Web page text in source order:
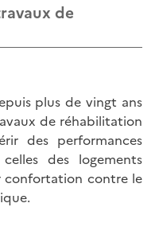
de
plus de vingt ans
de réhabilitation
des performances
des logements
contre le